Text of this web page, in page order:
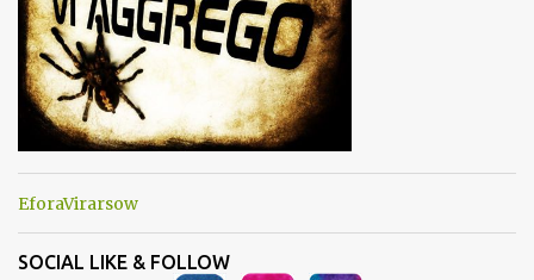
EforaVirarsow
SOCIAL LIKE & FOLLOW